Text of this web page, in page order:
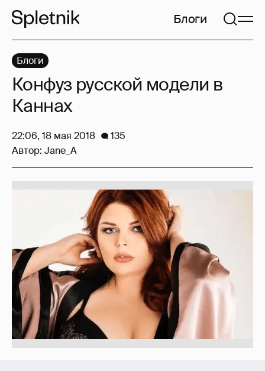
Блоги
Блоги
Конфуз русской модели в
Каннах
22:06, 18 мая 2018
135
Автор: Jane_A